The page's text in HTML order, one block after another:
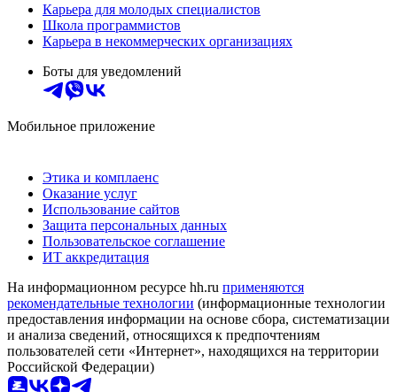
Карьера для молодых специалистов
Школа программистов
Карьера в некоммерческих организациях
Боты для уведомлений
Мобильное приложение
Этика и комплаенс
Оказание услуг
Использование сайтов
Защита персональных данных
Пользовательское соглашение
ИТ аккредитация
На информационном ресурсе hh.ru применяются
рекомендательные технологии (информационные технологии
предоставления информации на основе сбора, систематизации
и анализа сведений, относящихся к предпочтениям
пользователей сети «Интернет», находящихся на территории
Российской Федерации)